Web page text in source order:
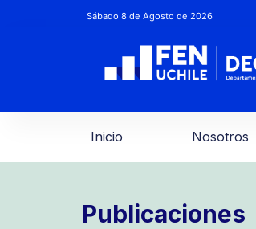
Sábado 8 de Agosto de 2026
Inicio Nosotros
Publicaciones